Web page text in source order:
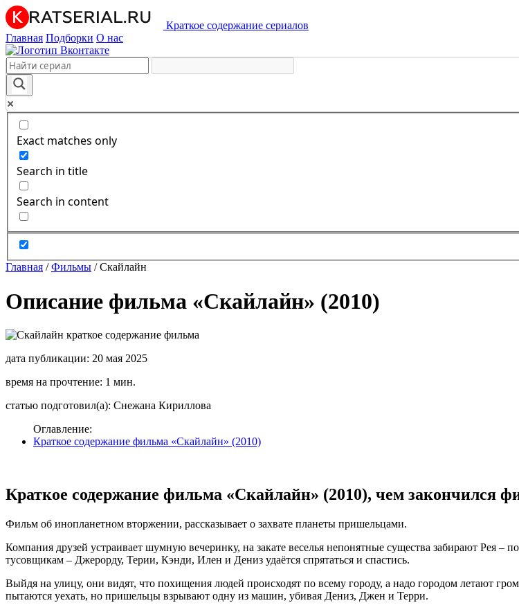
Краткое содержание сериалов
Главная Подборки О нас
Exact matches only
Search in title
Search in content
Главная /Фильмы /Скайлайн
Описание фильма «Скайлайн» (2010)
дата публикации: 20 мая 2025
время на прочтение: 1 мин.
статью подготовил(а): Снежана Кириллова
Оглавление:
Краткое содержание фильма «Скайлайн» (2010)
Краткое содержание фильма «Скайлайн» (2010), чем закончился
Фильм об инопланетном вторжении, рассказывает о захвате планеты пришельцами.
Компания друзей устраивает шумную вечеринку, на закате веселья непонятные существа забирают Рея –
тусовщикам – Джерорду, Терии, Кэнди, Илен и Дениз удаётся спрятаться и спастись.
Выйдя на улицу, они видят, что похищения людей происходят по всему городу, а надо городом летают
пытаются уехать, но пришельцы взрывают одну из машин, убивая Дениз, Джен и Терри.